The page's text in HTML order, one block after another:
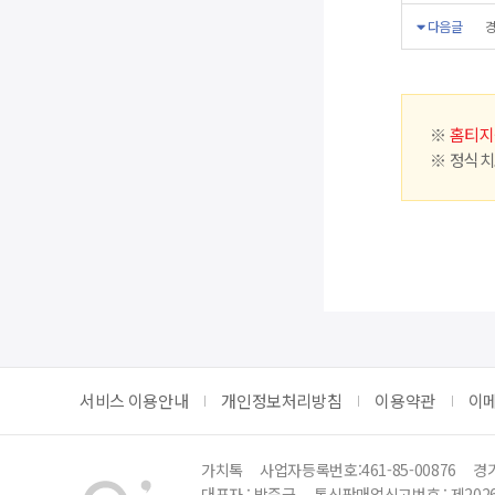
다음글
※ 홈티
※ 정식치
서비스 이용안내 개인정보처리방침 이용약관 이
가치톡 사업자등록번호:461-85-00876
경